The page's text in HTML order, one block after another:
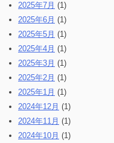
2025年7月 (1)
2025年6月 (1)
2025年5月 (1)
2025年4月 (1)
2025年3月 (1)
2025年2月 (1)
2025年1月 (1)
2024年12月 (1)
2024年11月 (1)
2024年10月 (1)